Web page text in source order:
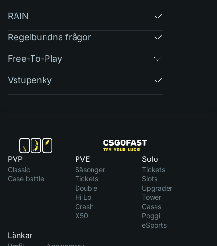
RAIN
Regelbundna frågor
Free-To-Play
Vstupenky
PVP
Classic
Case battle
PVE
Säsonger
Tickets
Double
Hi Lo
Crash
X50
Solo
Tickets
Slots
Upgrader
Tower
Cases
Poggi
eSports
Länkar